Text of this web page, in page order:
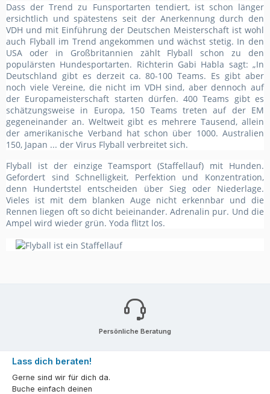
Dass der Trend zu Funsportarten tendiert, ist schon länger
ersichtlich und spätestens seit der Anerkennung durch den
VDH und mit Einführung der Deutschen Meisterschaft ist wohl
auch Flyball im Trend angekommen und wächst stetig. In den
USA oder in Großbritannien zählt Flyball schon zu den
populärsten Hundesportarten. Richterin Gabi Habla sagt: „In
Deutschland gibt es derzeit ca. 80-100 Teams. Es gibt aber
noch viele Vereine, die nicht im VDH sind, aber dennoch auf
der Europameisterschaft starten dürfen. 400 Teams gibt es
schätzungsweise in Europa, 150 Teams treten auf der EM
gegeneinander an. Weltweit gibt es mehrere Tausend, allein
der amerikanische Verband hat schon über 1000. Australien
150, Japan ... der Virus Flyball verbreitet sich.
Flyball ist der einzige Teamsport (Staffellauf) mit Hunden.
Gefordert sind Schnelligkeit, Perfektion und Konzentration,
denn Hundertstel entscheiden über Sieg oder Niederlage.
Vieles ist mit dem blanken Auge nicht erkennbar und die
Rennen liegen oft so dicht beieinander. Adrenalin pur. Und die
Ampel wird wieder grün. Yoda flitzt los.
Persönliche Beratung
Lass dich beraten!
Gerne sind wir für dich da.
Buche einfach deinen